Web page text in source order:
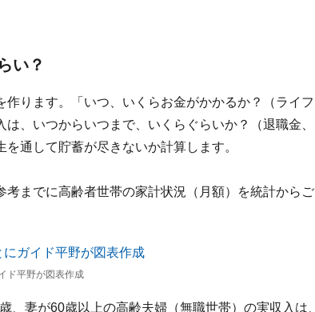
い？
ります。「いつ、いくらお金がかかるか？（ライフ
、いつからいつまで、いくらぐらいか？（退職金、
通して貯蓄が尽きないか計算します。
までに高齢者世帯の家計状況（月額）を統計からご
ド平野が図表作成
妻が60歳以上の高齢夫婦（無職世帯）の実収入は、